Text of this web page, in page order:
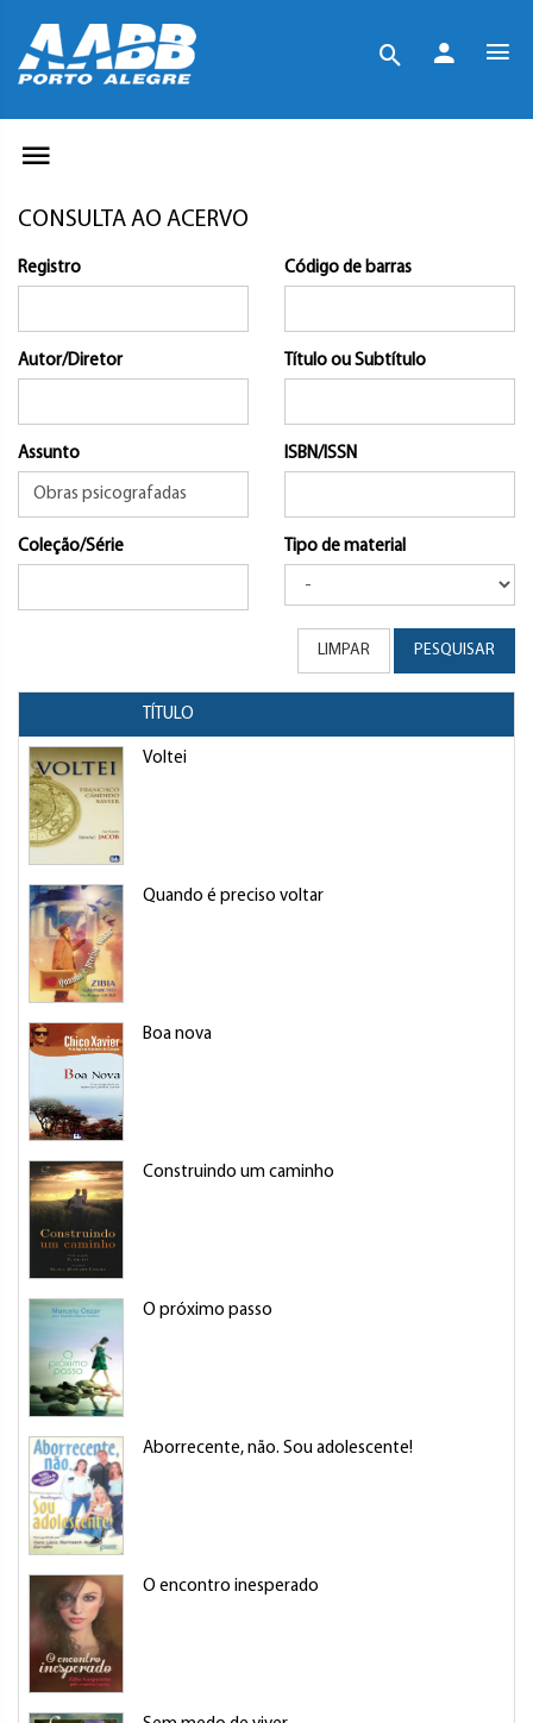
CONSULTA AO ACERVO
Registro Código de barras
Autor/Diretor Título ou Subtítulo
Assunto ISBN/ISSN
Coleção/Série Tipo de material
LIMPAR PESQUISAR
TÍTULO
Voltei
Quando é preciso voltar
Boa nova
Construindo um caminho
O próximo passo
Aborrecente, não. Sou adolescente!
O encontro inesperado